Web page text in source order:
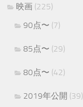
映画 (225)
90点〜 (7)
85点〜 (29)
80点〜 (42)
2019年公開 (39)